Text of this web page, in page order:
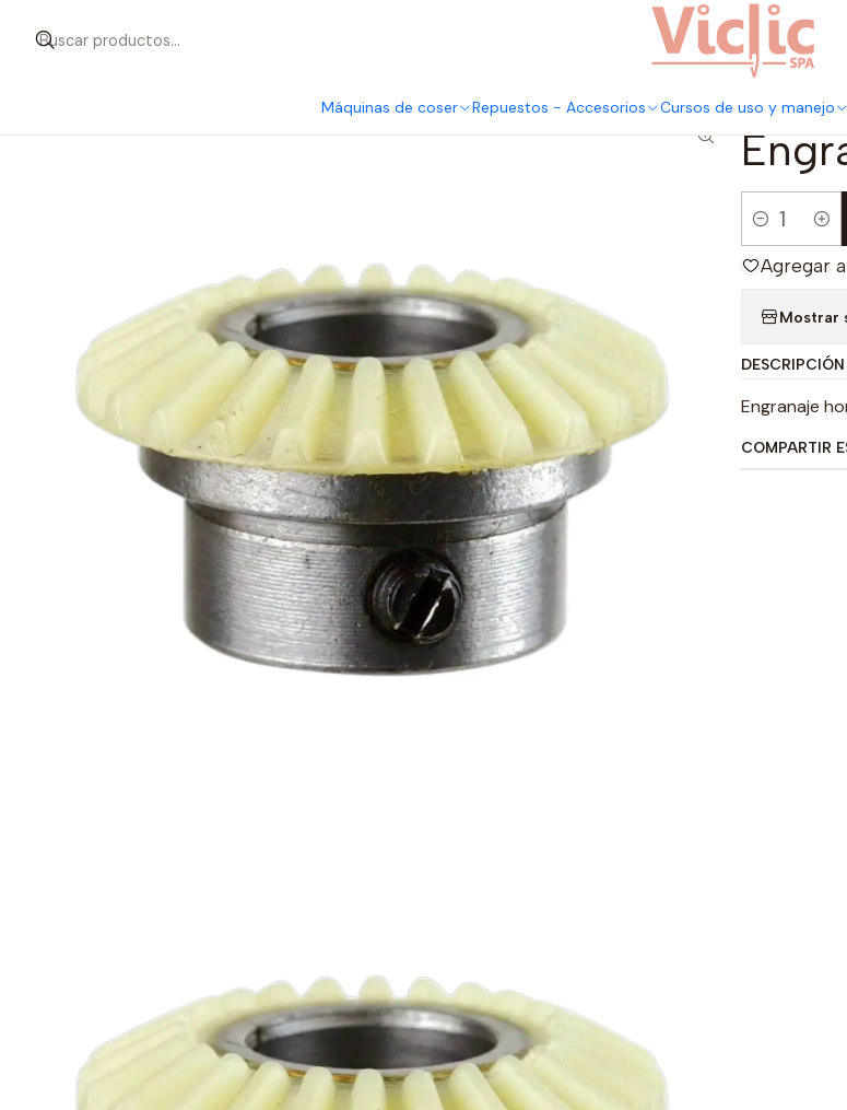
Máquinas de coser Repuestos - Accesorios Cursos de uso y manejo
Este es el texto del slide
Inicio
Repuestos - Accesorios Engranaje horizontal Singer Facilita
Cantidad
Agregar
Mostrar
DESCRIPCIÓN
Engranaje
COMPARTIR